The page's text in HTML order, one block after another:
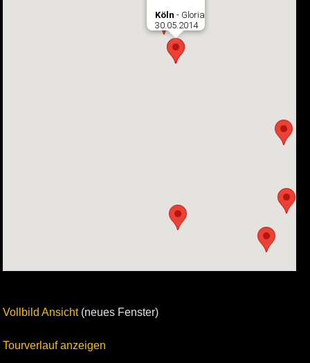
Köln - Gloria
30.05.2014
Vollbild Ansicht(neues Fenster)
Tourverlauf anzeigen